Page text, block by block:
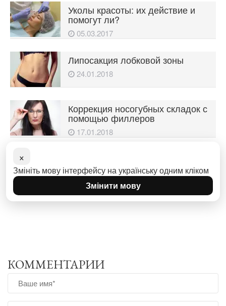
Уколы красоты: их действие и
помогут ли?
05.03.2017
Липосакция лобковой зоны
24.01.2018
Коррекция носогубных складок с
помощью филлеров
17.01.2018
косметология
10.07.2017
КОММЕНТАРИИ
×
Змініть мову інтерфейсу на українську одним кліком
Змінити мову